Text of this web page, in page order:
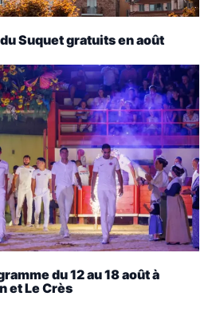
Suquet gratuits en août
du 12 au 18 août à
et Le Crès